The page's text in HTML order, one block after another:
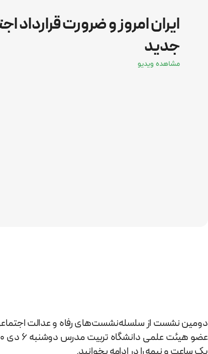
ایران امروز و ضرورت قرارداد
جدید
مشاهده ویدیو
دومین نشست از سلسله‌نشست‌های رفاه و عدالت اجتماعی
عضو هیئت علمی دانشگاه تربیت مدرس دوشنبه 6 دی 1400 برگزار شد. عنوان این نشست «